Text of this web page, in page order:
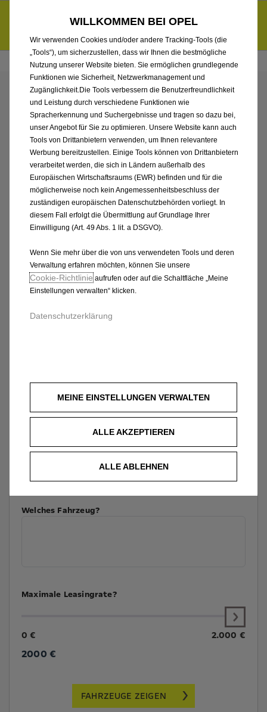
6.000 € staatliche Förderungsprämie für E-Autos und Plug-in-
Hybride. Mehr erfahren >>
ENTDECKEN SIE ALLE
ASTRA MIT DIESEL
ANTRIEB VON
AUTOHAUS BÖTTCHE
GMBH
Welches Fahrzeug?
Maximale Leasingrate?
0 € 2.000 €
2000 €
FAHRZEUGE ZEIGEN
WILLKOMMEN BEI OPEL
Wir verwenden Cookies und/oder andere Tracking-Tools (die
„Tools“), um sicherzustellen, dass wir Ihnen die bestmögliche
Nutzung unserer Website bieten. Sie ermöglichen grundlegende
Funktionen wie Sicherheit, Netzwerkmanagement und
Zugänglichkeit.Die Tools verbessern die Benutzerfreundlichkeit
und Leistung durch verschiedene Funktionen wie
Spracherkennung und Suchergebnisse und tragen so dazu bei,
unser Angebot für Sie zu optimieren. Unsere Website kann auch
Tools von Drittanbietern verwenden, um Ihnen relevantere
Werbung bereitzustellen. Einige Tools können von Drittanbietern
verarbeitet werden, die sich in Ländern außerhalb des
Europäischen Wirtschaftsraums (EWR) befinden und für die
möglicherweise noch kein Angemessenheitsbeschluss der
zuständigen europäischen Datenschutzbehörden vorliegt. In
diesem Fall erfolgt die Übermittlung auf Grundlage Ihrer
Einwilligung (Art. 49 Abs. 1 lit. a DSGVO).
Wenn Sie mehr über die von uns verwendeten Tools und deren
Verwaltung erfahren möchten, können Sie unsere
Cookie‑Richtlinieaufrufen oder auf die Schaltfläche „Meine
Einstellungen verwalten“ klicken.
Datenschutzerklärung
MEINE EINSTELLUNGEN VERWALTEN
ALLE AKZEPTIEREN
ALLE ABLEHNEN